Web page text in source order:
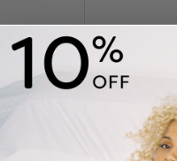
Bulgarije